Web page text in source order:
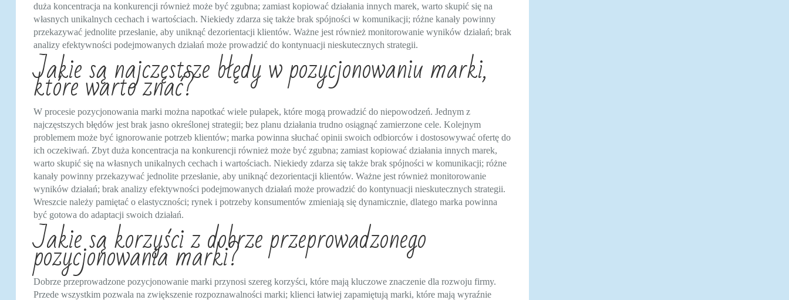
duża koncentracja na konkurencji również może być zgubna; zamiast kopiować działania innych marek, warto skupić się na
własnych unikalnych cechach i wartościach. Niekiedy zdarza się także brak spójności w komunikacji; różne kanały powinny
przekazywać jednolite przesłanie, aby uniknąć dezorientacji klientów. Ważne jest również monitorowanie wyników działań; brak
analizy efektywności podejmowanych działań może prowadzić do kontynuacji nieskutecznych strategii.
Jakie są najczęstsze błędy w pozycjonowaniu marki,
które warto znać?
W procesie pozycjonowania marki można napotkać wiele pułapek, które mogą prowadzić do niepowodzeń. Jednym z
najczęstszych błędów jest brak jasno określonej strategii; bez planu działania trudno osiągnąć zamierzone cele. Kolejnym
problemem może być ignorowanie potrzeb klientów; marka powinna słuchać opinii swoich odbiorców i dostosowywać ofertę do
ich oczekiwań. Zbyt duża koncentracja na konkurencji również może być zgubna; zamiast kopiować działania innych marek,
warto skupić się na własnych unikalnych cechach i wartościach. Niekiedy zdarza się także brak spójności w komunikacji; różne
kanały powinny przekazywać jednolite przesłanie, aby uniknąć dezorientacji klientów. Ważne jest również monitorowanie
wyników działań; brak analizy efektywności podejmowanych działań może prowadzić do kontynuacji nieskutecznych strategii.
Wreszcie należy pamiętać o elastyczności; rynek i potrzeby konsumentów zmieniają się dynamicznie, dlatego marka powinna
być gotowa do adaptacji swoich działań.
Jakie są korzyści z dobrze przeprowadzonego
pozycjonowania marki?
Dobrze przeprowadzone pozycjonowanie marki przynosi szereg korzyści, które mają kluczowe znaczenie dla rozwoju firmy.
Przede wszystkim pozwala na zwiększenie rozpoznawalności marki; klienci łatwiej zapamiętują marki, które mają wyraźnie